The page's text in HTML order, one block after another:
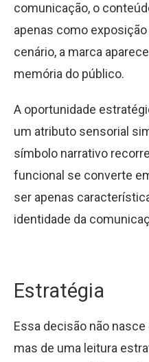
comunicação, o
apenas como
cenário, a marca
memória do público.
A oportunidade
um atributo sensorial
símbolo narrativo
funcional se converte
ser apenas
identidade da
Estratégia
Essa decisão não
mas de uma leitura